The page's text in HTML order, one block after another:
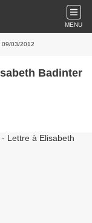
MENU
09/03/2012
Badinter